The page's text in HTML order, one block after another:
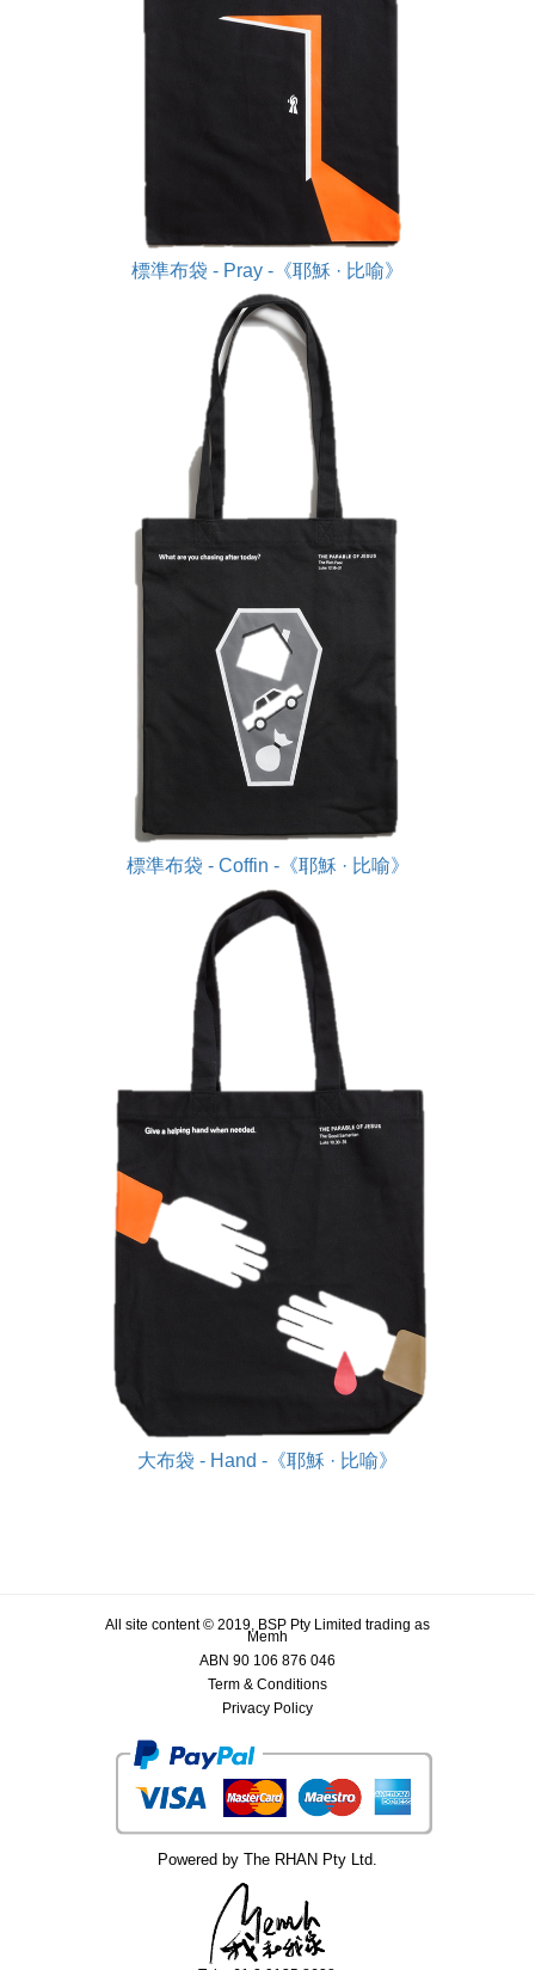
標準布袋 - Pray -《耶穌 · 比喻》
標準布袋 - Coffin -《耶穌 · 比喻》
大布袋 - Hand -《耶穌 · 比喻》
All site content © 2019, BSP Pty Limited trading as
Memh
ABN 90 106 876 046
Term & Conditions
Privacy Policy
Powered by The RHAN Pty Ltd.